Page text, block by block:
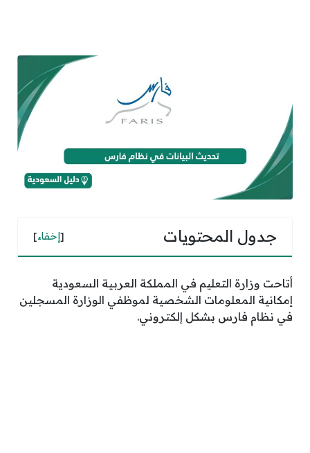
جدول المحتويات [إخفاء]
أتاحت وزارة التعليم في المملكة العربية السعودية
إمكانية المعلومات الشخصية لموظفي الوزارة المسجلين
في نظام فارس بشكل إلكتروني.